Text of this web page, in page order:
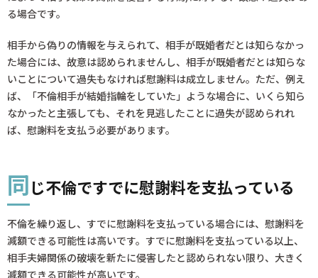
る場合です。
相手から偽りの情報を与えられて、相手が既婚者だとは知らなかっ
た場合には、故意は認められませんし、相手が既婚者だとは知らな
いことについて過失もなければ慰謝料は成立しません。ただ、例え
ば、「不倫相手が結婚指輪をしていた」ような場合に、いくら知ら
なかったと主張しても、それを見逃したことに過失が認められれ
ば、慰謝料を支払う必要があります。
同じ不倫ですでに慰謝料を支払っている
不倫を繰り返し、すでに慰謝料を支払っている場合には、慰謝料を
減額できる可能性は高いです。すでに慰謝料を支払っている以上、
相手夫婦関係の破壊を新たに侵害したと認められない限り、大きく
減額できる可能性が高いです。